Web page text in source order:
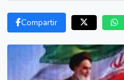
Compartir